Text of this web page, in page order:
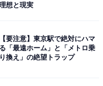
る可能性があります。
、なんか様子が変じゃな
」「浮気したら、絶対
想と現実
【要注意】東京駅で絶対にハマ
る「最遠ホーム」と「メトロ乗
り換え」の絶望トラップ